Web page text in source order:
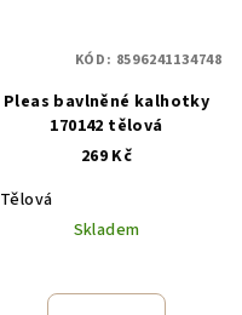
Pleas bavlněné kalhotky
170142 tělová
269 Kč
Tělová
Skladem
KÓD: 8596241134748